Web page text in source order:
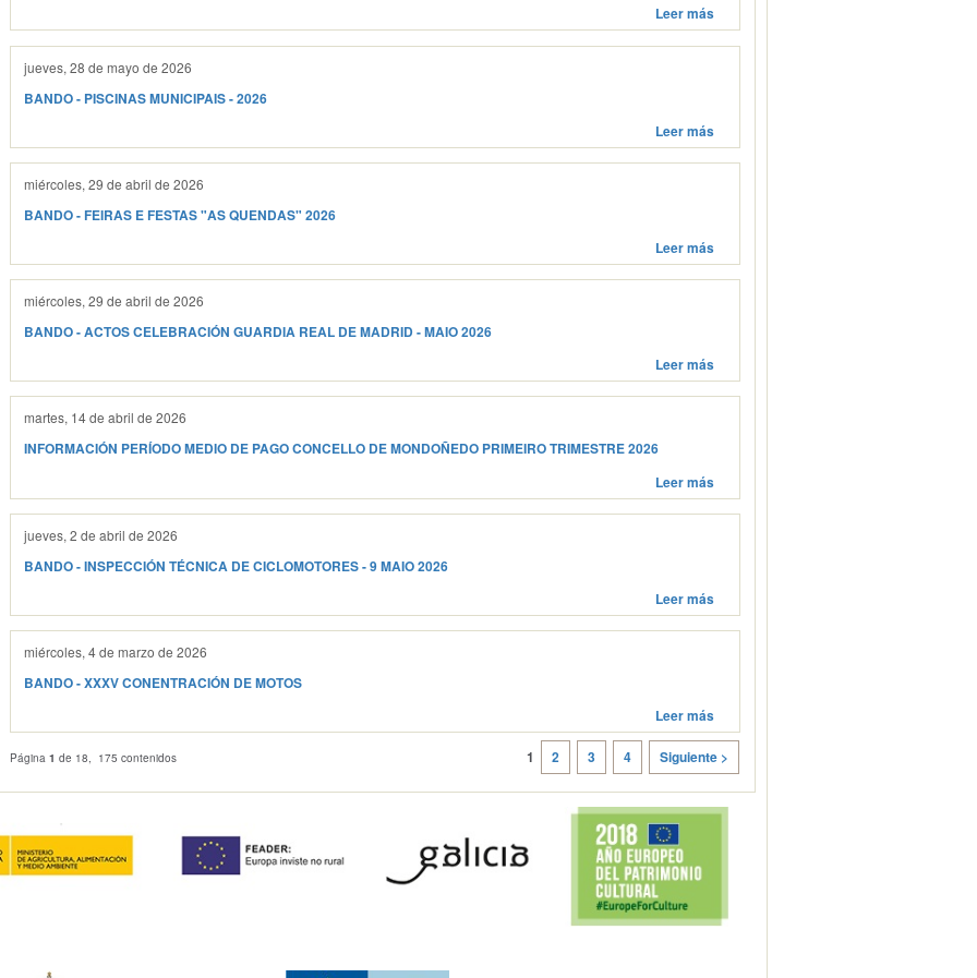
Leer más
jueves, 28 de mayo de 2026
BANDO - PISCINAS MUNICIPAIS - 2026
Leer más
miércoles, 29 de abril de 2026
BANDO - FEIRAS E FESTAS "AS QUENDAS" 2026
Leer más
miércoles, 29 de abril de 2026
BANDO - ACTOS CELEBRACIÓN GUARDIA REAL DE MADRID - MAIO 2026
Leer más
martes, 14 de abril de 2026
INFORMACIÓN PERÍODO MEDIO DE PAGO CONCELLO DE MONDOÑEDO PRIMEIRO TRIMESTRE 2026
Leer más
jueves, 2 de abril de 2026
BANDO - INSPECCIÓN TÉCNICA DE CICLOMOTORES - 9 MAIO 2026
Leer más
miércoles, 4 de marzo de 2026
BANDO - XXXV CONENTRACIÓN DE MOTOS
Leer más
Página 1 de 18, 175 contenidos 1 2 3 4 Siguiente >